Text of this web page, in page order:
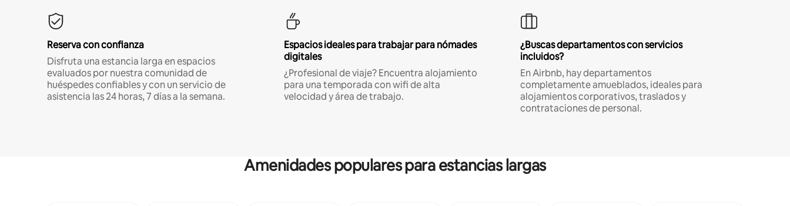
Reserva con confianza
Disfruta una estancia larga en espacios
evaluados por nuestra comunidad de
huéspedes confiables y con un servicio de
asistencia las 24 horas, 7 días a la semana.
Espacios ideales para trabajar para nómades
digitales
¿Profesional de viaje? Encuentra alojamiento
para una temporada con wifi de alta
velocidad y área de trabajo.
¿Buscas departamentos con servicios
incluidos?
En Airbnb, hay departamentos
completamente amueblados, ideales para
alojamientos corporativos, traslados y
contrataciones de personal.
Amenidades populares para estancias largas